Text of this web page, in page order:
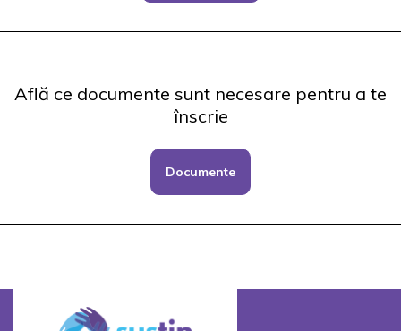
Află ce documente sunt necesare pentru a te
înscrie
Documente